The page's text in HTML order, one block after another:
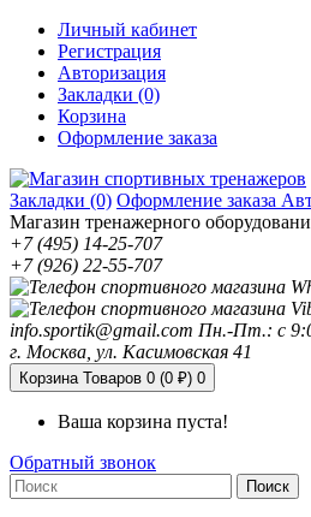
Личный кабинет
Регистрация
Авторизация
Закладки (0)
Корзина
Оформление заказа
Закладки (0) Оформление заказа
Магазин тренажерного
+7 (495) 14-25-707
+7 (926) 22-55-707
info.sportik@gmail.com Пн.-Пт.: с
г. Москва, ул. Касимовская 41
Корзина Товаров 0 (0 ₽) 0
Ваша корзина пуста!
Обратный звонок
Поиск